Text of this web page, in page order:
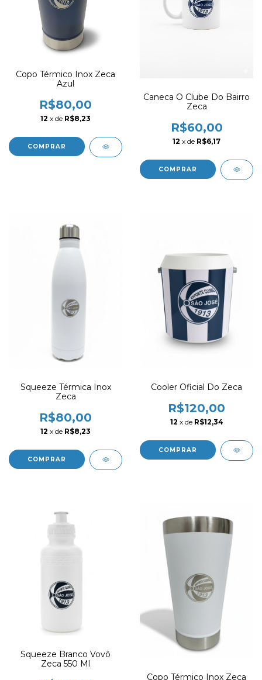
Copo Térmico Inox Zeca
Azul
R$80,00
12 x de R$8,23
Caneca O Clube Do Bairro
Zeca
R$60,00
12 x de R$6,17
Squeeze Térmica Inox
Zeca
R$80,00
12 x de R$8,23
Cooler Oficial Do Zeca
R$120,00
12 x de R$12,34
Squeeze Branco Vovô
Zeca 550 Ml
Copo Térmico Inox Zeca